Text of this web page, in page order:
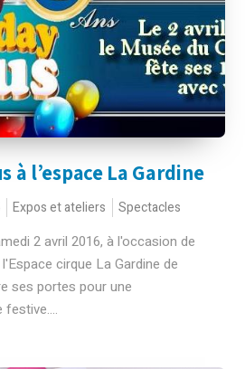
à l’espace La Gardine
Expos et ateliers Spectacles
2 avril 2016, à l'occasion de
cirque La Gardine de
ses portes pour une
festive....